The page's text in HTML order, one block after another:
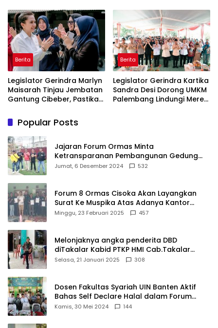
Di Maros
Sasaran
Berita
Legislator Gerindra Marlyn
Maisarah Tinjau Jembatan
Gantung Cibeber, Pastikan
Berita
Legislator Gerindra Kartika
Sandra Desi Dorong UMKM
Palembang Lindungi Merek
Popular Posts
Jajaran Forum Ormas Minta
Ketransparanan Pembangunan Gedung
Damkar Di Kecamatan Cisoka
Jumat, 6 Desember 2024 532
Forum 8 Ormas Cisoka Akan Layangkan
Surat Ke Muspika Atas Adanya Kantor
Matel di Cisoka
Minggu, 23 Februari 2025 457
Melonjaknya angka penderita DBD
diTakalar Kabid PTKP HMI Cab.Takalar
angkat bicara
Selasa, 21 Januari 2025 308
Dosen Fakultas Syariah UIN Banten Aktif
Bahas Self Declare Halal dalam Forum
Ijtima Ulama MUI
Kamis, 30 Mei 2024 144